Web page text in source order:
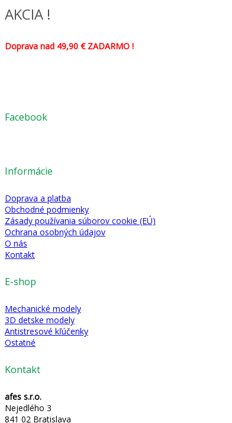
AKCIA !
Doprava nad 49,90 € ZADARMO !
Facebook
Informácie
Doprava a platba
Obchodné podmienky
Zásady používania súborov cookie (EÚ)
Ochrana osobných údajov
O nás
Kontakt
E-shop
Mechanické modely
3D detske modely
Antistresové kľúčenky
Ostatné
Kontakt
afes s.r.o.
Nejedlého 3
841 02 Bratislava